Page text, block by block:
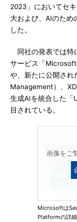
2023」においてセ
大および、AIのため
した。
同社の発表では特
サービス「
や、新たに公開さ
Management）、
生成AIを統合した
目されている。
画像をご
Microsoftは
Platformの詳